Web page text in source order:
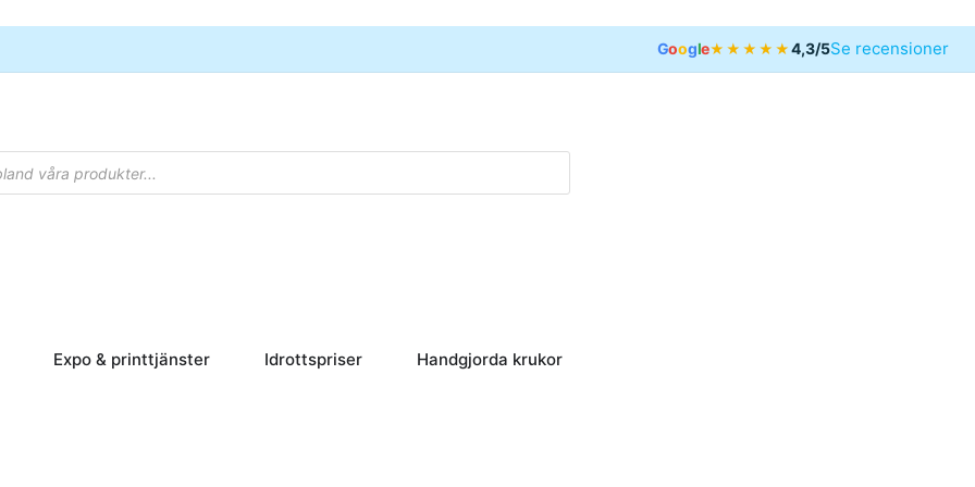
Google★★★★★4,3/5Se recensioner
Öppna Skyltar
Expo & printtjänster Öppna Expo & printtjänster
Idrottspriser Öppna Idrottspriser
Handgjorda krukor